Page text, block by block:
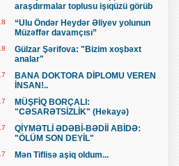
araşdırmalar toplusu işıqüzü görüb
“Ulu Öndər Heydər Əliyev yolunun
Müzəffər davamçısı”
Gülzar Şərifova: "Bizim xoşbəxt
analar"
BANA DOKTORA DİPLOMU VEREN
İNSAN!..
MÜŞFİQ BORÇALI:
"CƏSARƏTSİZLİK" (Hekayə)
QİYMƏTLİ ƏDƏBİ-BƏDİİ ABİDƏ:
"ÖLÜM SON DEYİL"
Mən Tiflisə aşiq oldum...